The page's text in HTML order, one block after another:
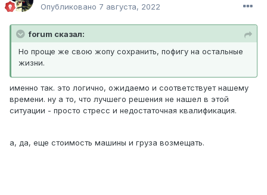
Опубликовано 7 августа, 2022
forum сказал:
Но проще же свою жопу сохранить, пофигу на остальные
жизни.
именно так. это логично, ожидаемо и соответствует нашему
времени. ну а то, что лучшего решения не нашел в этой
ситуации - просто стресс и недостаточная квалификация.
а, да, еще стоимость машины и груза возмещать.